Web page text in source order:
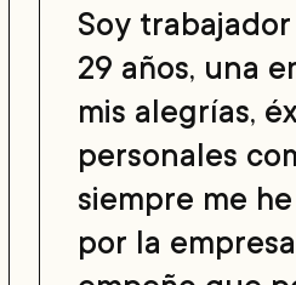
Soy
29 años, una
mis alegrías,
personales
siempre me
por la